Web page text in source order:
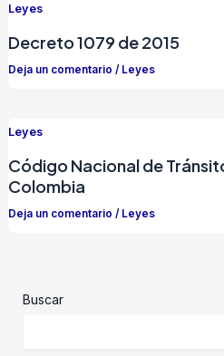
Leyes
Decreto 1079 de 2015
Deja un comentario / Leyes
Leyes
Código Nacional de
Colombia
Deja un comentario / Leyes
Buscar